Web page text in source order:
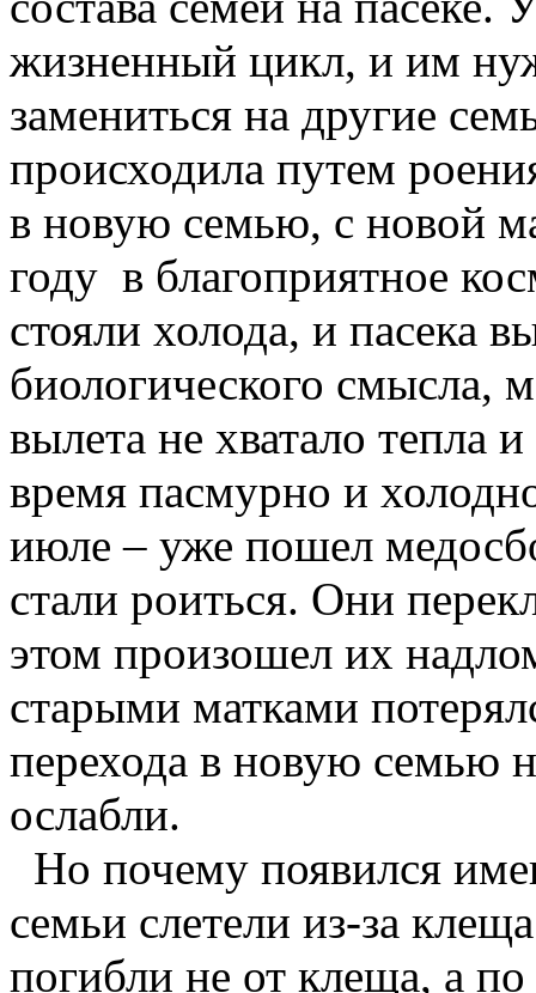
жизненный цикл, и им
замениться на другие
происходила путем
в новую семью, с новой
году в благоприятное
стояли холода, и пасека
биологического смысла,
вылета не хватало тепла
время пасмурно и
июле – уже пошел
стали роиться. Они
этом произошел их
старыми матками
перехода в новую семью
ослабли.
Но почему появился
семьи слетели из-за
погибли не от клеща, а